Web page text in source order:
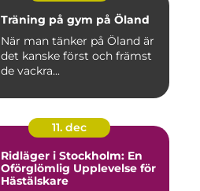
Träning på gym på Öland
När man tänker på Öland är
det kanske först och främst
de vackra...
11. dec
Ridläger i Stockholm: En
Oförglömlig Upplevelse för
Hästälskare